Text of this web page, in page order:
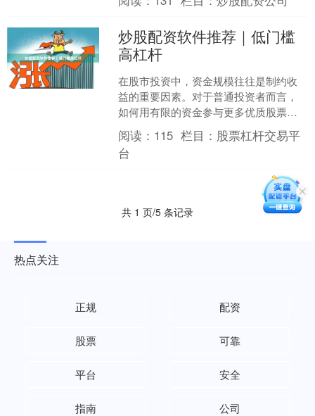
（即当天买入当....
炒股配资软件推荐｜低门槛
高杠杆
在股市投资中，资金规模往往是制约收
益的重要因素。对于普通投资者而言，
如何用有限的资金参与更多优质股票的
布局，成为提升投资效率的关键。炒股
配资软件的出现，为投资者....
阅读： 115 栏目： 股票杠杆交易平
台
共 1 页/5 条记录
热点关注
正规 配资
股票 可靠
平台 安全
指南 公司